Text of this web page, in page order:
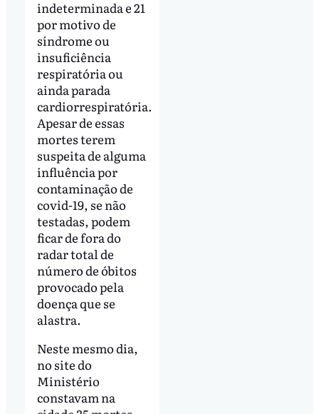
indeterminada e 21
por motivo de
síndrome ou
insuficiência
respiratória ou
ainda parada
cardiorrespiratória.
Apesar de essas
mortes terem
suspeita de alguma
influência por
contaminação de
covid-19, se não
testadas, podem
ficar de fora do
radar total de
número de óbitos
provocado pela
doença que se
alastra.
Neste mesmo dia,
no site do
Ministério
constavam na